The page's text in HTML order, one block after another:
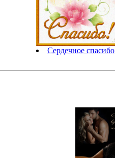
Сердечное спасибо